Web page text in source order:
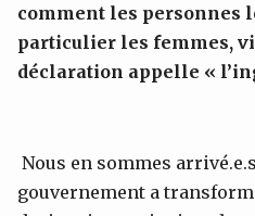
comment les personnes
particulier les femmes,
déclaration appelle «
Nous en sommes
gouvernement a